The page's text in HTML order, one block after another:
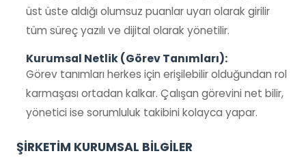
üst üste aldığı olumsuz puanlar uyarı olarak girilir
tüm süreç yazılı ve dijital olarak yönetilir.
Kurumsal Netlik (Görev Tanımları):
Görev tanımları herkes için erişilebilir olduğundan rol
karmaşası ortadan kalkar. Çalışan görevini net bilir,
yönetici ise sorumluluk takibini kolayca yapar.
ŞİRKETİM KURUMSAL BİLGİLER